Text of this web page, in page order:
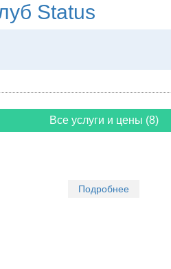
Status
Все услуги и цены (8)
Подробнее